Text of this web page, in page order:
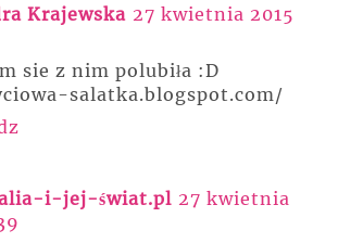
Krajewska 27 kwietnia 2015
sie z nim polubiła :D
salatka.blogspot.com/
i-jej-świat.pl 27 kwietnia